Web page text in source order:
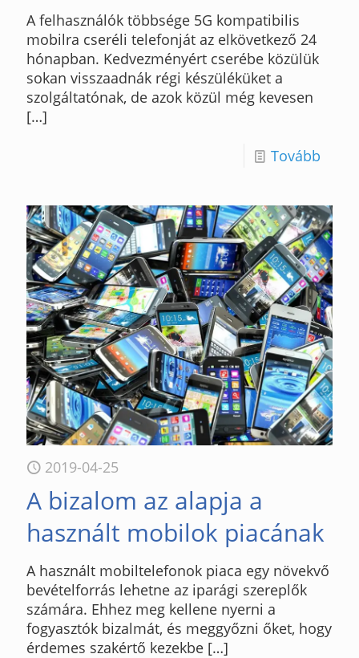
A felhasználók többsége 5G kompatibilis
mobilra cseréli telefonját az elkövetkező 24
hónapban. Kedvezményért cserébe közülük
sokan visszaadnák régi készüléküket a
szolgáltatónak, de azok közül még kevesen
[…]
Tovább
2019-04-25
A bizalom az alapja a
használt mobilok piacának
A használt mobiltelefonok piaca egy növekvő
bevételforrás lehetne az iparági szereplők
számára. Ehhez meg kellene nyerni a
fogyasztók bizalmát, és meggyőzni őket, hogy
érdemes szakértő kezekbe […]